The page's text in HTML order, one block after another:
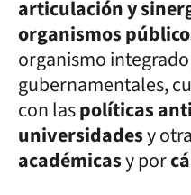
articulación y
organismos
organismo
gubernamentales,
con laspolíticas
universidadesy
académicasy por